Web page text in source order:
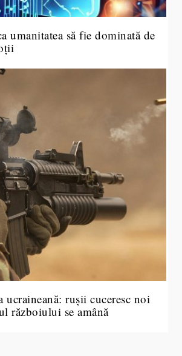
umanitatea să fie dominată de
ucraineană: rușii cuceresc noi
războiului se amână